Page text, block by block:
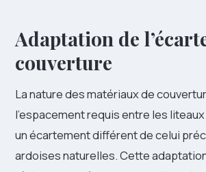
Adaptation de
couverture
La nature des matériaux de
l’espacement requis entre les
un écartement différent de celui
ardoises naturelles. Cette